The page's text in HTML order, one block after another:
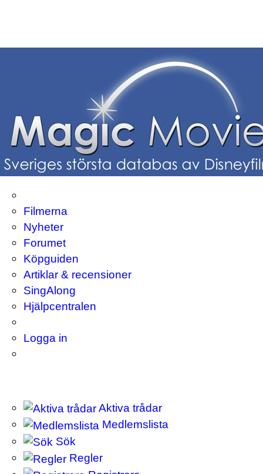
Filmerna
Nyheter
Forumet
Köpguiden
Artiklar & recensioner
SingAlong
Hjälpcentralen
Logga in
Aktiva trådar
Medlemslista
Sök
Regler